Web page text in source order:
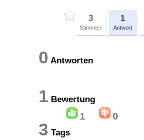
3
Stimmen
1
Antwort
0 Antworten
1 Bewertung
1 0
3 Tags